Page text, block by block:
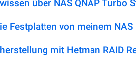
über NAS QNAP Turbo
Festplatten von meinem
mit Hetman RAID